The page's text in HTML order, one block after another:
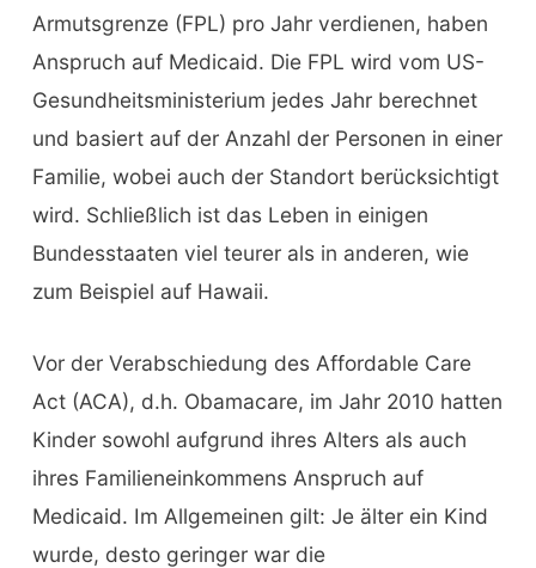
Armutsgrenze (FPL) pro Jahr verdienen, haben
Anspruch auf Medicaid. Die FPL wird vom US-
Gesundheitsministerium jedes Jahr berechnet
und basiert auf der Anzahl der Personen in einer
Familie, wobei auch der Standort berücksichtigt
wird. Schließlich ist das Leben in einigen
Bundesstaaten viel teurer als in anderen, wie
zum Beispiel auf Hawaii.
Vor der Verabschiedung des Affordable Care
Act (ACA), d.h. Obamacare, im Jahr 2010 hatten
Kinder sowohl aufgrund ihres Alters als auch
ihres Familieneinkommens Anspruch auf
Medicaid. Im Allgemeinen gilt: Je älter ein Kind
wurde, desto geringer war die